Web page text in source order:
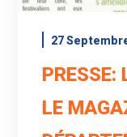
27
PRESSE:
LE